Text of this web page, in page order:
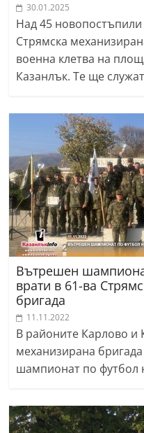
30.01.2025
Над 45
Стрямска
военна клетва на
Казанлък. Те ще служат
Вътрешен
врати в 61-ва
бригада
11.11.2022
В районите Карлово и
механизирана
шампионат по футбол